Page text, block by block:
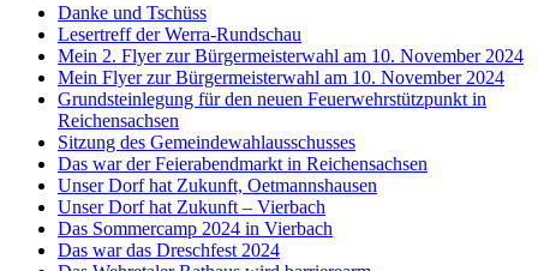
Danke und Tschüss
Lesertreff der Werra-Rundschau
Mein 2. Flyer zur Bürgermeisterwahl am 10. November 2024
Mein Flyer zur Bürgermeisterwahl am 10. November 2024
Grundsteinlegung für den neuen Feuerwehrstützpunkt in
Reichensachsen
Sitzung des Gemeindewahlausschusses
Das war der Feierabendmarkt in Reichensachsen
Unser Dorf hat Zukunft, Oetmannshausen
Unser Dorf hat Zukunft – Vierbach
Das Sommercamp 2024 in Vierbach
Das war das Dreschfest 2024